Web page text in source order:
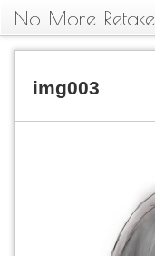
No More Retake
img003